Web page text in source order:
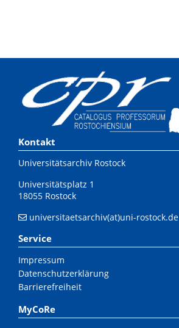
Kontakt
Universitätsarchiv Rostock
Universitätsplatz 1
18055 Rostock
universitaetsarchiv(at)uni-rostock.de
Service
Impressum
Datenschutzerklärung
Barrierefreiheit
MyCoRe